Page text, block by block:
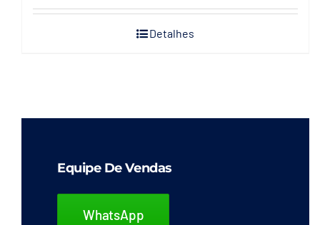
Detalhes
Equipe De Vendas
WhatsApp